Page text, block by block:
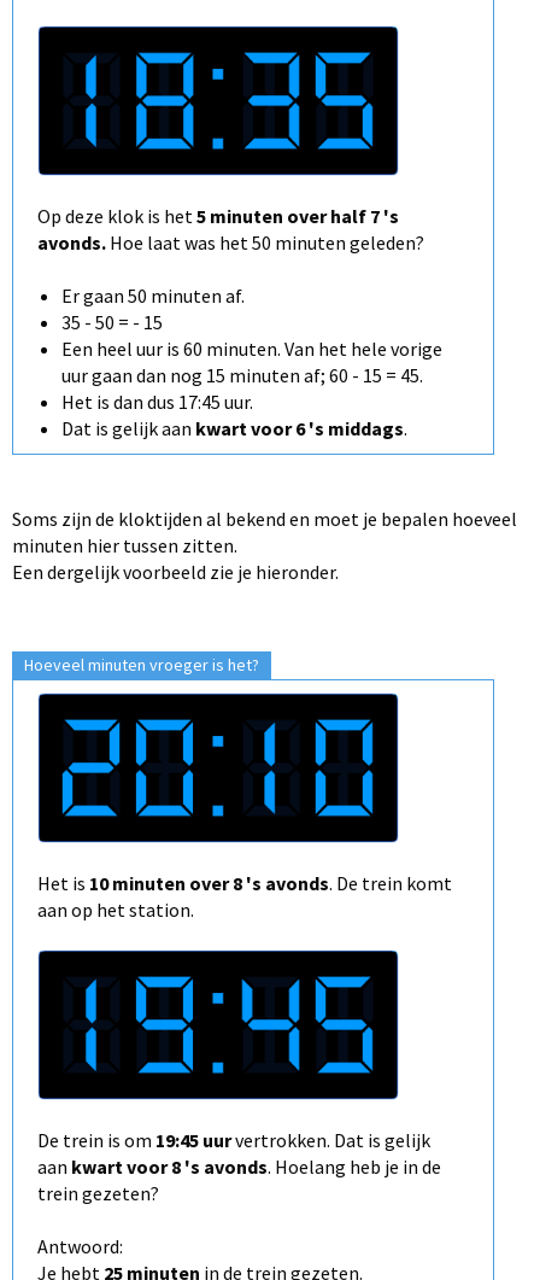
Op deze klok is het5 minuten over half 7 's
avonds. Hoe laat was het 50 minuten geleden?
Er gaan 50 minuten af.
35 - 50 = - 15
Een heel uur is 60 minuten. Van het hele vorige
uur gaan dan nog 15 minuten af; 60 - 15 = 45.
Het is dan dus 17:45 uur.
Dat is gelijk aan kwart voor 6 's middags.
Soms zijn de kloktijden al bekend en moet je bepalen hoeveel
minuten hier tussen zitten.
Een dergelijk voorbeeld zie je hieronder.
Hoeveel minuten vroeger is het?
Het is 10 minuten over 8 's avonds. De trein komt
aan op het station.
De trein is om 19:45 uurvertrokken. Dat is gelijk
aan kwart voor 8 's avonds. Hoelang heb je in de
trein gezeten?
Antwoord:
Je hebt 25 minuten in de trein gezeten.